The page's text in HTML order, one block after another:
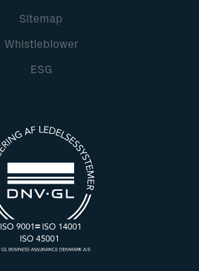
Sitemap
Whistleblower
ESG